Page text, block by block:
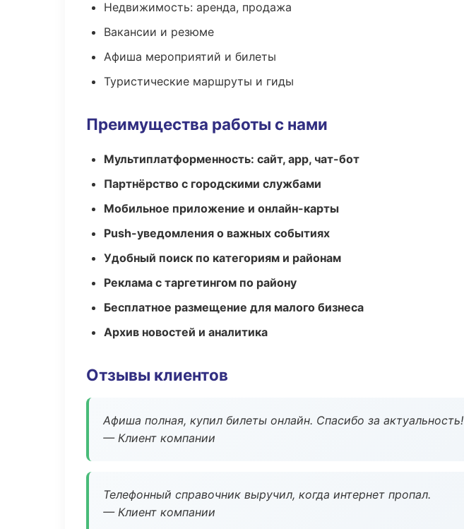
Недвижимость: аренда, продажа
Вакансии и резюме
Афиша мероприятий и билеты
Туристические маршруты и гиды
Преимущества работы с нами
Мультиплатформенность: сайт, app, чат-бот
Партнёрство с городскими службами
Мобильное приложение и онлайн-карты
Push-уведомления о важных событиях
Удобный поиск по категориям и районам
Реклама с таргетингом по району
Бесплатное размещение для малого бизнеса
Архив новостей и аналитика
Отзывы клиентов
Афиша полная, купил билеты онлайн. Спасибо за актуальность!
— Клиент компании
Телефонный справочник выручил, когда интернет пропал.
— Клиент компании